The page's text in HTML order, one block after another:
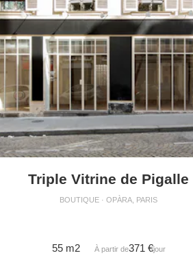
Triple Vitrine de Pigalle
BOUTIQUE · OPÀRA, PARIS
55 m2 À partir de371 €/jour